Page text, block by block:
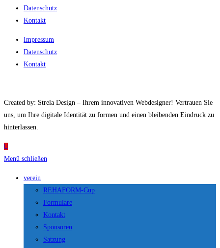
Datenschutz
Kontakt
Impressum
Datenschutz
Kontakt
Created by: Strela Design – Ihrem innovativen Webdesigner! Vertrauen Sie
uns, um Ihre digitale Identität zu formen und einen bleibenden Eindruck zu
hinterlassen.
Menü schließen
verein
REHAFORM-Cup
Formulare
Kontakt
Sponsoren
Satzung